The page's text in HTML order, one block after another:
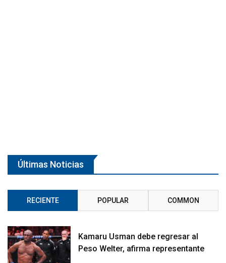
Últimas Noticias
RECIENTE POPULAR COMMON
Kamaru Usman debe regresar al
Peso Welter, afirma representante